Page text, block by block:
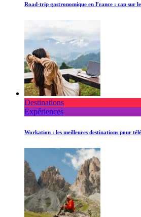
Road-trip gastronomique en France : cap sur
Destinations
Expériences
Workation : les meilleures destinations pour